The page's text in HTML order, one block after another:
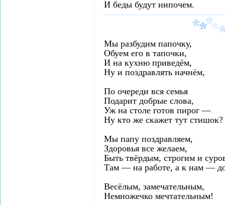
И беды будут нипочем.
Мы разбудим папочку,
Обуем его в тапочки,
И на кухню приведём,
Ну и поздравлять начнём,
По очереди вся семья
Подарит добрые слова,
Уж на столе готов пирог —
Ну кто же скажет тут стишок?
Мы папу поздравляем,
Здоровья все желаем,
Быть твёрдым, строгим и
Там — на работе, а к нам —
Весёлым, замечательным,
Немножечко мечтательным!